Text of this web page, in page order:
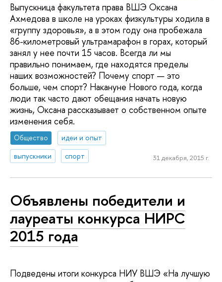
Выпускница факультета права ВШЭ Оксана
Ахмедова в школе на уроках физкультуры ходила в
«группу здоровья», а в этом году она пробежала
86-километровый ультрамарафон в горах, который
занял у нее почти 15 часов. Всегда ли мы
правильно понимаем, где находятся пределы
наших возможностей? Почему спорт — это
больше, чем спорт? Накануне Нового года, когда
люди так часто дают обещания начать новую
жизнь, Оксана рассказывает о собственном опыте
изменения себя.
Общество
идеи и опыт
выпускники
спорт 31 декабря, 2015 г.
Объявлены победители и
лауреаты конкурса НИРС
2015 года
Подведены итоги конкурса НИУ ВШЭ «На лучшую